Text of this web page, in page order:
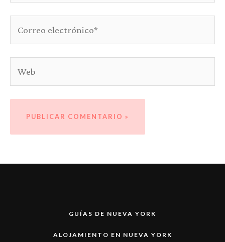
electrónico*
GUÍAS DE NUEVA YORK
ALOJAMIENTO EN NUEVA YORK